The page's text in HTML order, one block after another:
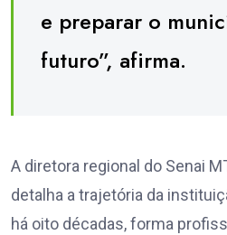
e preparar o
futuro”, afirma.
A diretora regional do Senai
detalha a trajetória da
há oito décadas, forma